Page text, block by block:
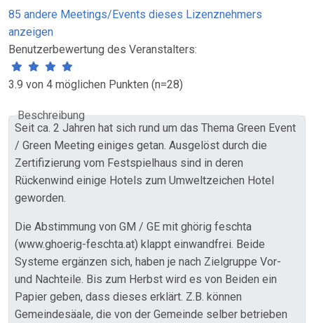
85 andere Meetings/Events dieses Lizenznehmers
anzeigen
Benutzerbewertung des Veranstalters:
3.9 von 4 möglichen Punkten (n=28)
Beschreibung
Seit ca. 2 Jahren hat sich rund um das Thema Green Event
/ Green Meeting einiges getan. Ausgelöst durch die
Zertifizierung vom Festspielhaus sind in deren
Rückenwind einige Hotels zum Umweltzeichen Hotel
geworden.
Die Abstimmung von GM / GE mit ghörig feschta
(www.ghoerig-feschta.at) klappt einwandfrei. Beide
Systeme ergänzen sich, haben je nach Zielgruppe Vor-
und Nachteile. Bis zum Herbst wird es von Beiden ein
Papier geben, dass dieses erklärt. Z.B. können
Gemeindesäale, die von der Gemeinde selber betrieben